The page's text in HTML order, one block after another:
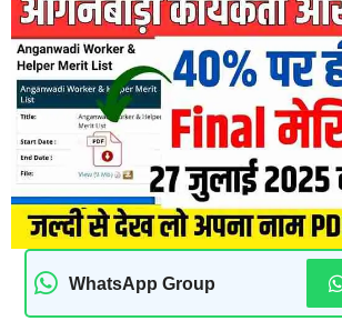
WhatsApp Group